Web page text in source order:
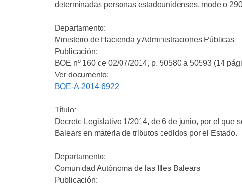
determinadas personas estadounidenses, modelo
Departamento:
Ministerio de Hacienda y Administraciones Públicas
Publicación:
BOE nº 160 de 02/07/2014, p. 50580 a 50593 (14
Ver documento:
BOE-A-2014-6922
Título:
Decreto Legislativo 1/2014, de 6 de junio, por el que
Balears en materia de tributos cedidos por el Estado.
Departamento:
Comunidad Autónoma de las Illes Balears
Publicación: